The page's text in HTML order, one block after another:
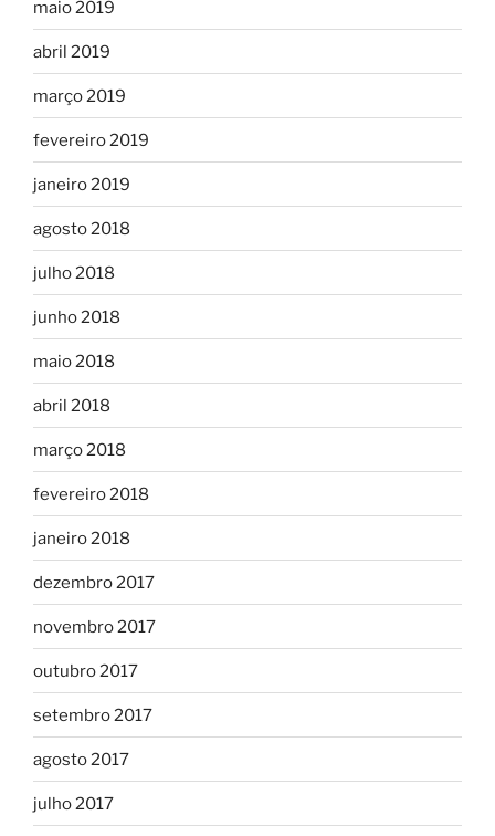
maio 2019
abril 2019
março 2019
fevereiro 2019
janeiro 2019
agosto 2018
julho 2018
junho 2018
maio 2018
abril 2018
março 2018
fevereiro 2018
janeiro 2018
dezembro 2017
novembro 2017
outubro 2017
setembro 2017
agosto 2017
julho 2017